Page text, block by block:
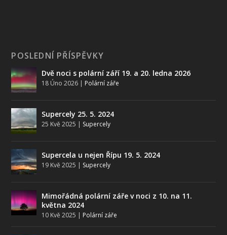
POSLEDNÍ PŘÍSPĚVKY
Dvě noci s polární září 19. a 20. ledna 2026
18 Úno 2026 | Polární záře
Supercely 25. 5. 2024
25 Kvě 2025 | Supercely
Supercela u nejen Řípu 19. 5. 2024
19 Kvě 2025 | Supercely
Mimořádná polární záře v noci z 10. na 11.
května 2024
10 Kvě 2025 | Polární záře